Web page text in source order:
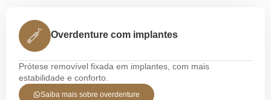
Overdenture com implantes
Prótese removível fixada em implantes, com mais
estabilidade e conforto.
Saiba mais sobre overdenture